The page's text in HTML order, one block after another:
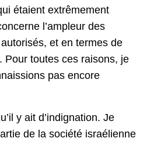
étaient extrêmement
l’ampleur des
et en termes de
Pour toutes ces raisons, je
pas encore
y ait d’indignation. Je
de la société israélienne